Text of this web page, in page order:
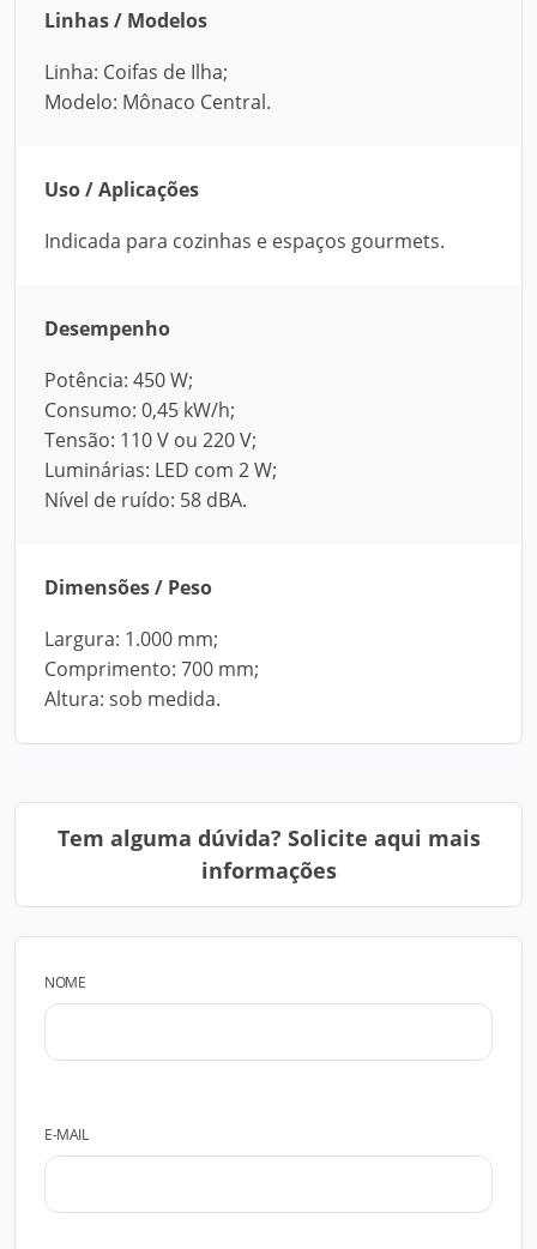
Linhas / Modelos
Linha: Coifas de Ilha;
Modelo: Mônaco Central.
Uso / Aplicações
Indicada para cozinhas e espaços gourmets.
Desempenho
Potência: 450 W;
Consumo: 0,45 kW/h;
Tensão: 110 V ou 220 V;
Luminárias: LED com 2 W;
Nível de ruído: 58 dBA.
Dimensões / Peso
Largura: 1.000 mm;
Comprimento: 700 mm;
Altura: sob medida.
Tem alguma dúvida? Solicite aqui mais
informações
NOME
E-MAIL